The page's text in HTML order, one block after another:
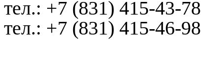
тел.: +7 (831) 415-43-78
тел.: +7 (831) 415-46-98